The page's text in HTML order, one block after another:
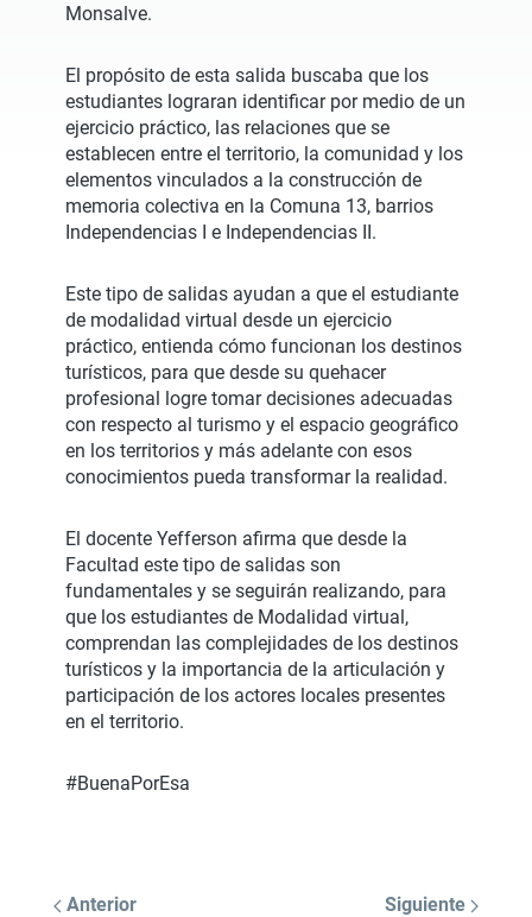
Monsalve.
El propósito de esta salida buscaba que los
estudiantes lograran identificar por medio de un
ejercicio práctico, las relaciones que se
establecen entre el territorio, la comunidad y los
elementos vinculados a la construcción de
memoria colectiva en la Comuna 13, barrios
Independencias I e Independencias II.
Este tipo de salidas ayudan a que el estudiante
de modalidad virtual desde un ejercicio
práctico, entienda cómo funcionan los destinos
turísticos, para que desde su quehacer
profesional logre tomar decisiones adecuadas
con respecto al turismo y el espacio geográfico
en los territorios y más adelante con esos
conocimientos pueda transformar la realidad.
El docente Yefferson afirma que desde la
Facultad este tipo de salidas son
fundamentales y se seguirán realizando, para
que los estudiantes de Modalidad virtual,
comprendan las complejidades de los destinos
turísticos y la importancia de la articulación y
participación de los actores locales presentes
en el territorio.
#BuenaPorEsa
Anterior Siguiente